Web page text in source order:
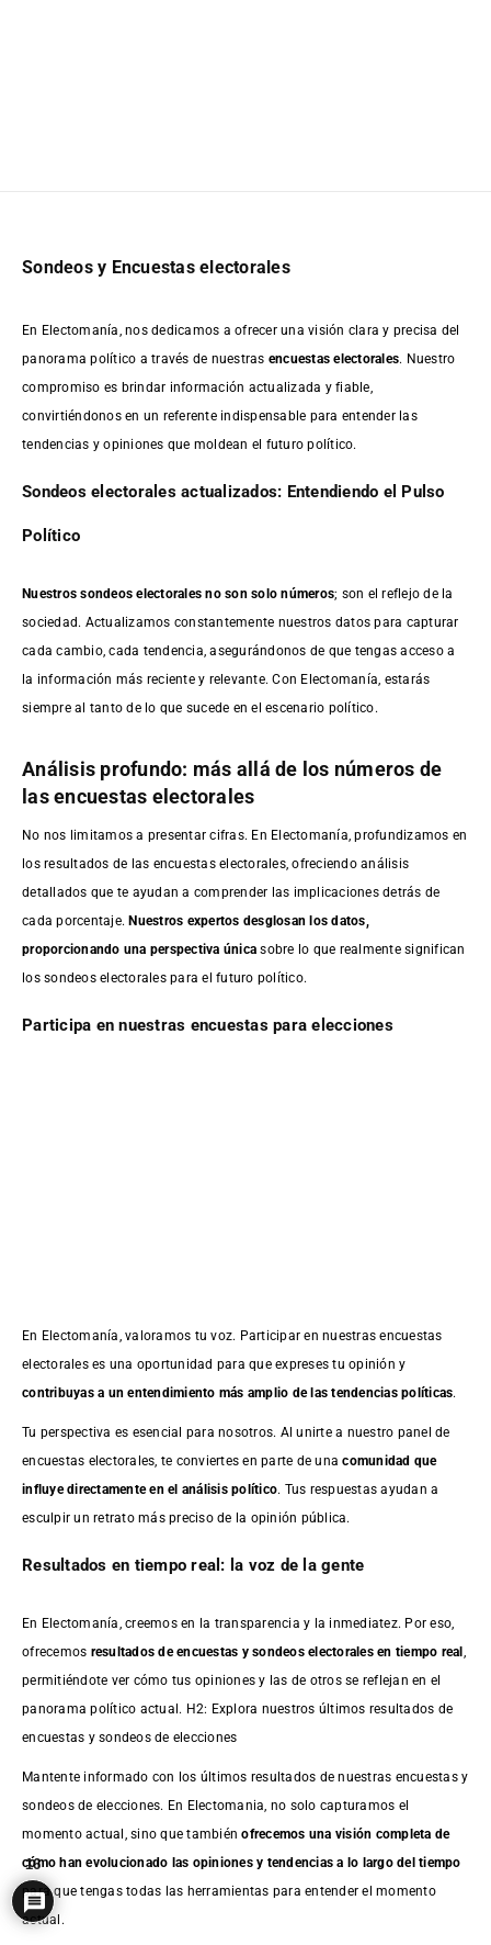
Sondeos y Encuestas electorales
En Electomanía, nos dedicamos a ofrecer una visión clara y precisa del
panorama político a través de nuestras encuestas electorales. Nuestro
compromiso es brindar información actualizada y fiable,
convirtiéndonos en un referente indispensable para entender las
tendencias y opiniones que moldean el futuro político.
Sondeos electorales actualizados: Entendiendo el Pulso
Político
Nuestros sondeos electorales no son solo números; son el reflejo de la
sociedad. Actualizamos constantemente nuestros datos para capturar
cada cambio, cada tendencia, asegurándonos de que tengas acceso a
la información más reciente y relevante. Con Electomanía, estarás
siempre al tanto de lo que sucede en el escenario político.
Análisis profundo: más allá de los números de
las encuestas electorales
No nos limitamos a presentar cifras. En Electomanía, profundizamos en
los resultados de las encuestas electorales, ofreciendo análisis
detallados que te ayudan a comprender las implicaciones detrás de
cada porcentaje.Nuestros expertos desglosan los datos,
proporcionando una perspectiva única sobre lo que realmente significan
los sondeos electorales para el futuro político.
Participa en nuestras encuestas para elecciones
En Electomanía, valoramos tu voz. Participar en nuestras encuestas
electorales es una oportunidad para que expreses tu opinión y
contribuyas a un entendimiento más amplio de las tendencias políticas.
Tu perspectiva es esencial para nosotros. Al unirte a nuestro panel de
encuestas electorales, te conviertes en parte de unacomunidad que
influye directamente en el análisis político. Tus respuestas ayudan a
esculpir un retrato más preciso de la opinión pública.
Resultados en tiempo real: la voz de la gente
En Electomanía, creemos en la transparencia y la inmediatez. Por eso,
ofrecemos resultados deencuestas y sondeos electorales en tiempo real
permitiéndote ver cómo tus opiniones y las de otros se reflejan en el
panorama político actual. H2: Explora nuestros últimos resultados de
encuestas y sondeos de elecciones
Mantente informado con los últimos resultados de nuestras encuestasy
sondeos de elecciones. En Electomania, no solo capturamos el
momento actual, sino que tambiénofrecemos una visión completa de
cómo han evolucionado las opiniones y tendencias a lo largo del tiempo
para que tengas todas las herramientas para entender el momento
actual.
16